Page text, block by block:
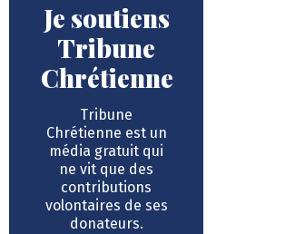
Je soutiens
Tribune
Chrétienne
Tribune
Chrétienne est un
média gratuit qui
ne vit que des
contributions
volontaires de ses
donateurs.